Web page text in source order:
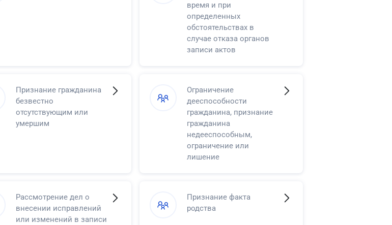
время и при
определенных
обстоятельствах в
случае отказа органов
записи актов
Признание гражданина
безвестно
отсутствующим или
умершим
Ограничение
дееспособности
гражданина, признание
гражданина
недееспособным,
ограничение или
лишение
восемнадцати лет права
самостоятельно
Рассмотрение дел о
внесении исправлений
или изменений в записи
Признание факта
родства